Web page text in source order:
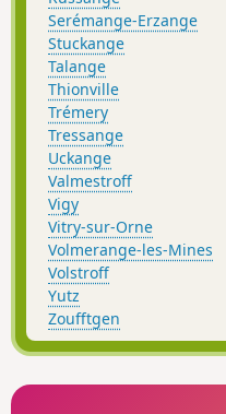
Serémange-Erzange
Stuckange
Talange
Thionville
Trémery
Tressange
Uckange
Valmestroff
Vigy
Vitry-sur-Orne
Volmerange-les-Mines
Volstroff
Yutz
Zoufftgen